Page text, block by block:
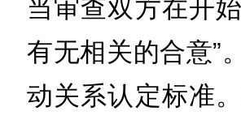
当审查双方在开
有无相关的合意”
动关系认定标准